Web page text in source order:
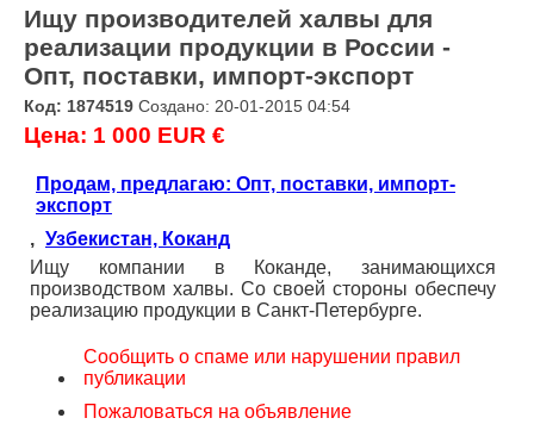
Ищу производителей халвы для
реализации продукции в России -
Опт, поставки, импорт-экспорт
Код: 1874519 Создано: 20-01-2015 04:54
Цена: 1 000 EUR €
Продам, предлагаю: Опт, поставки, импорт-
экспорт
, Узбекистан, Коканд
Ищу компании в Коканде, занимающихся
производством халвы. Со своей стороны обеспечу
реализацию продукции в Санкт-Петербурге.
Сообщить о спаме или нарушении правил
публикации
Пожаловаться на объявление